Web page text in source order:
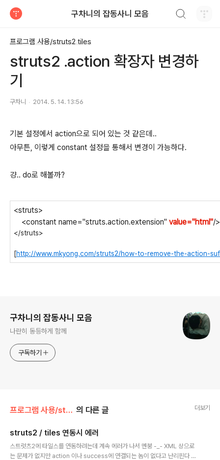
구차니의 잡동사니 모음
프로그램 사용/struts2 tiles
struts2 .action 확장자 변경하
기
구차니 2014. 5. 14. 13:56
기본 설정에서 action으로 되어 있는 것 같은데..
아무튼, 이렇게 constant 설정을 통해서 변경이 가능하다.
걍.. do로 해볼까?
<struts>
<constant name="struts.action.extension" value="html"/
</struts>
[http://www.mkyong.com/struts2/how-to-remove-the-action-
구차니의 잡동사니 모음
나란히 동등하게 함께
구독하기
프로그램 사용/struts2 tiles 의 다른 글 더보기
struts2 / tiles 연동시 에러
스트럿츠2에 타일스를 연동하려는데 계속 에러가 나서 멘붕 -_- XML 상으로
는 문제가 없지만 action 이나 success에 연결되는 놈이 없다고 난리핀다 -_